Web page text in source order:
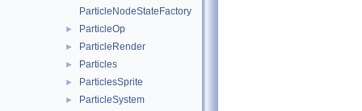
ParticleNodeStateFactory
► ParticleOp
► ParticleRender
► Particles
► ParticlesSprite
► ParticleSystem